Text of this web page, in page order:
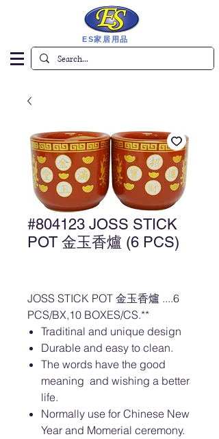
ES家居用品
#804123 JOSS STICK
POT 金玉香爐 (6 PCS)
JOSS STICK POT 金玉香爐 ....6
PCS/BX,10 BOXES/CS.**
Traditinal and unique design
Durable and easy to clean.
The words have the good
meaning and wishing a better
life.
Normally use for Chinese New
Year and Momerial ceremony.